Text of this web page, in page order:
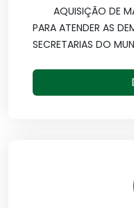
AQUISIÇÃO DE
PARA ATENDER AS
SECRETARIAS DO